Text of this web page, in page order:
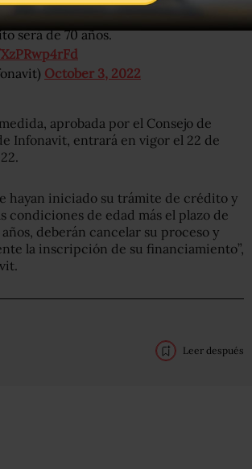
será de 70 años.
October 3, 2022
aprobada por el Consejo de
Infonavit, entrará en vigor el 22 de
hayan iniciado su trámite de crédito y
condiciones de edad más el plazo de
años, deberán cancelar su proceso y
la inscripción de su financiamiento”,
Leer después